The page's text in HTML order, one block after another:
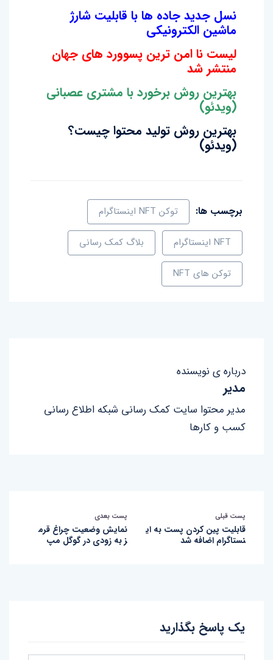
نسل جدید جاده ها با قابلیت شارژ
ماشین الکترونیکی
لیست نا امن ترین پسوورد های جهان
منتشر شد
بهترین روش برخورد با مشتری عصبانی
(ویدئو)
بهترین روش تولید محتوا چیست؟
(ویدئو)
برچسب ها: توکن NFT اینستاگرام
NFT اینستاگرام بلاگ کمک رسانی
توکن های NFT
درباره ی نویسنده
مدیر
مدیر محتوا سایت کمک رسانی شبکه اطلاع رسانی
کسب و کارها
پست قبلی
قابلیت پین کردن پست به ای
نستاگرام اضافه شد
پست بعدی
نمایش وضعیت چراغ قرم
ز به زودی در گوگل مپ
یک پاسخ بگذارید